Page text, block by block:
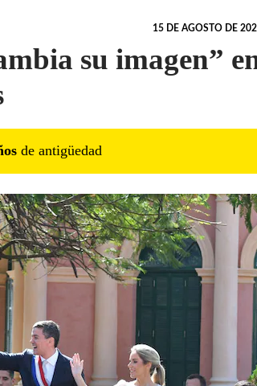
15 DE AGOSTO DE
su imagen”
s de antigüedad